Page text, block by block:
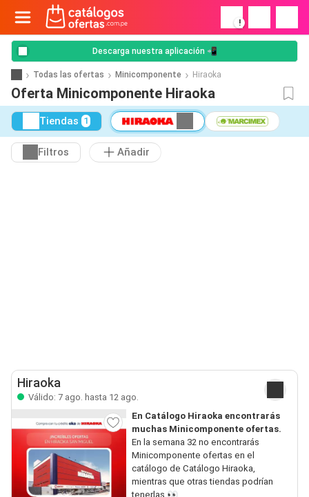
!
Descarga nuestra aplicación 📲
Todas las ofertas Minicomponente Hiraoka
Oferta Minicomponente Hiraoka
Tiendas 1
Filtros Añadir
Hiraoka
Válido: 7 ago. hasta 12 ago.
En Catálogo Hiraoka encontrarás
muchas Minicomponente ofertas.
En la semana 32 no encontrarás
Minicomponente ofertas en el
catálogo de Catálogo Hiraoka,
mientras que otras tiendas podrían
tenerlas.👀